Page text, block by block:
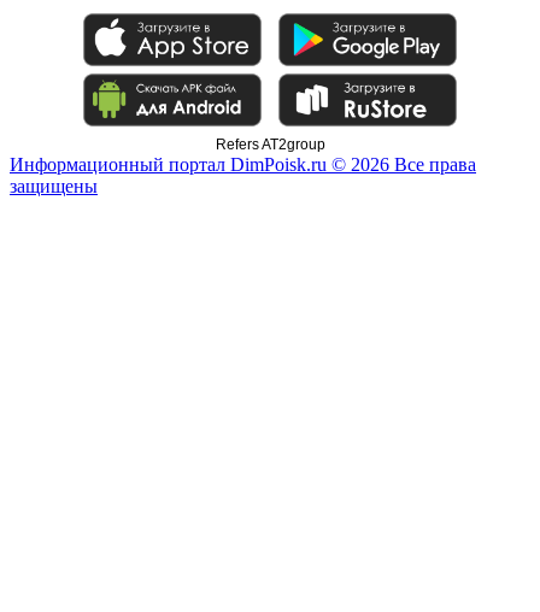
Refers AT2group
Информационный портал DimPoisk.ru © 2026 Все права
защищены